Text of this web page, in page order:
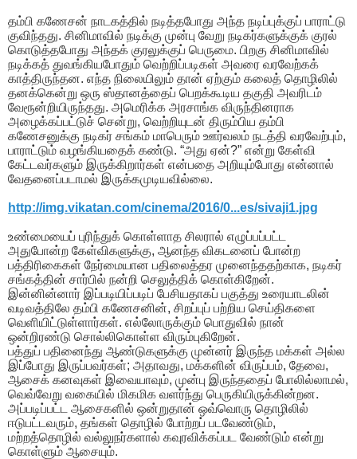
தம்பி கணேசன் நாடகத்தில் நடித்தபோது அந்த நடிப்புக்குப் பாராட்டு
குவிந்தது. சினிமாவில் நடிக்கு முன்பு வேறு நடிகர்களுக்குக் குரல்
கொடுத்தபோது அந்தக் குரலுக்குப் பெருமை. பிறகு சினிமாவில்
நடிக்கத் துவங்கியபோதும் வெற்றிப்படிகள் அவரை வரவேற்கக்
காத்திருந்தன. எந்த நிலையிலும் தான் ஏற்கும் கலைத் தொழிலில்
தனக்கென்று ஒரு ஸ்தானத்தைப் பெறக்கூடிய தகுதி அவரிடம்
வேரூன்றியிருந்தது. அமெரிக்க அரசாங்க விருந்தினராக
அழைக்கப்பட்டுச் சென்று, வெற்றியுடன் திரும்பிய தம்பி
கணேசனுக்கு நடிகர் சங்கம் மாபெரும் ஊர்வலம் நடத்தி வரவேற்பும்,
பாராட்டும் வழங்கியதைக் கண்டு. “அது ஏன்?” என்று கேள்வி
கேட்டவர்களும் இருக்கிறார்கள் என்பதை அறியும்போது என்னால்
வேதனைப்படாமல் இருக்கமுடியவில்லை.
http://img.vikatan.com/cinema/2016/0...es/sivaji1.jpg
உண்மையைப் புரிந்துக் கொள்ளாத சிலரால் எழுப்பப்பட்ட
அதுபோன்ற கேள்விகளுக்கு, ஆனந்த விகடனைப் போன்ற
பத்திரிகைகள் நேர்மையான பதிலைத்தர முனைந்ததற்காக, நடிகர்
சங்கத்தின் சார்பில் நன்றி செலுத்திக் கொள்கிறேன்.
இன்னின்னார் இப்படியிப்படிப் பேசியதாகப் பகுத்து உரையாடலின்
வடிவத்திலே தம்பி கணேசனின், சிறப்புப் பற்றிய செய்திகளை
வெளியிட்டுள்ளார்கள். எல்லோருக்கும் பொதுவில் நான்
ஒன்றிரண்டு சொல்லிகொள்ள விரும்புகிறேன்.
பத்துப் பதினைந்து ஆண்டுகளுக்கு முன்னர் இருந்த மக்கள் அல்ல
இப்போது இருப்பவர்கள்; அதாவது, மக்களின் விருப்பம், தேவை,
ஆசைக் கனவுகள் இவையாவும், முன்பு இருந்ததைப் போலில்லாமல்,
வெவ்வேறு வகையில் மிகமிக வளர்ந்து பெருகியிருக்கின்றன.
அப்படிப்பட்ட ஆசைகளில் ஒன்றுதான் ஒவ்வொரு தொழிலில்
ஈடுபட்டவரும், தங்கள் தொழில் போற்றப் படவேண்டும்,
மற்றத்தொழில் வல்லுநர்களால் கவுரவிக்கப்பட வேண்டும் என்று
கொள்ளும் ஆசையும்.